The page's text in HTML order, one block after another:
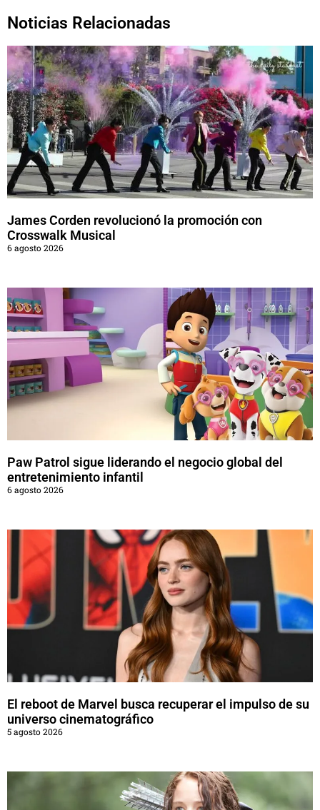
Noticias Relacionadas
James Corden revolucionó la promoción con
Crosswalk Musical
6 agosto 2026
Paw Patrol sigue liderando el negocio global del
entretenimiento infantil
6 agosto 2026
El reboot de Marvel busca recuperar el impulso de su
universo cinematográfico
5 agosto 2026